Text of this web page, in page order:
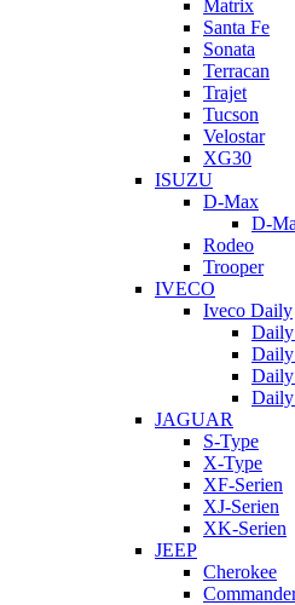
Matrix
Santa Fe
Sonata
Terracan
Trajet
Tucson
Velostar
XG30
ISUZU
D-Max
D-
Rodeo
Trooper
IVECO
Iveco Daily
JAGUAR
S-Type
X-Type
XF-Serien
XJ-Serien
XK-Serien
JEEP
Cherokee